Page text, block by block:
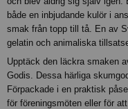
både en inbjudande kulör i
smak från topp till tå. En av
gelatin och animaliska
Upptäck den läckra smaken
Godis. Dessa härliga
Förpackade i en praktisk
för föreningsmöten eller för